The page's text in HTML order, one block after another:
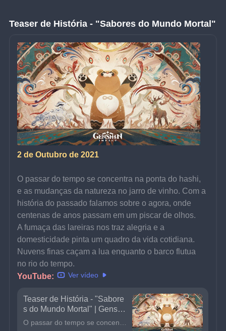
Teaser de História - "Sabores do Mundo Mortal"
2 de Outubro de 2021
O passar do tempo se concentra na ponta do hashi,
e as mudanças da natureza no jarro de vinho. Com a
história do passado falamos sobre o agora, onde
centenas de anos passam em um piscar de olhos.
A fumaça das lareiras nos traz alegria e a
domesticidade pinta um quadro da vida cotidiana.
Nuvens finas caçam a lua enquanto o barco flutua
no rio do tempo.
YouTube:
Ver vídeo
Teaser de História - "Sabore
s do Mundo Mortal" | Genshi
n Impact
O passar do tempo se concentra na ponta do hashi, e as mudanças da natureza no jarro de vinho. Com a história do passado falamos sobre o agora, onde centenas de anos passam em um piscar de olhos.A fum